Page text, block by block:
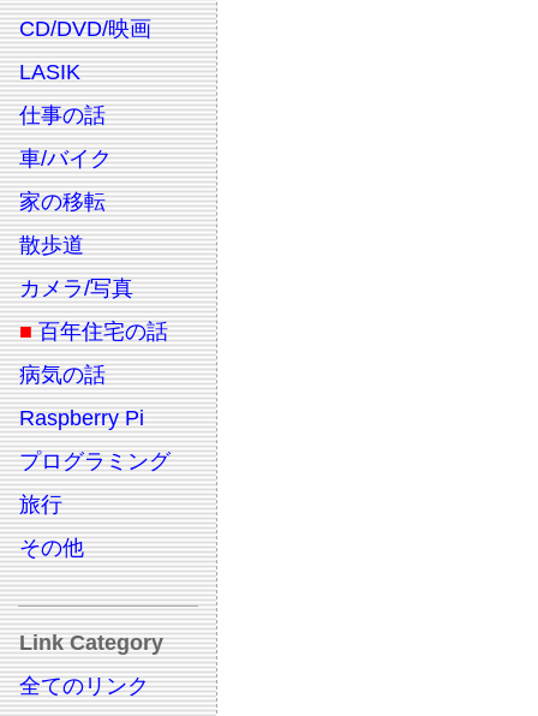
CD/DVD/映画
LASIK
仕事の話
車/バイク
家の移転
散歩道
カメラ/写真
■ 百年住宅の話
病気の話
Raspberry Pi
プログラミング
旅行
その他
Link Category
全てのリンク